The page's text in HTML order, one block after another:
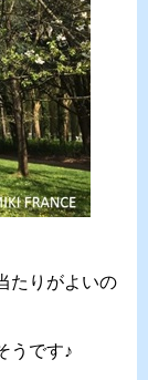
たりがよいの
うです♪